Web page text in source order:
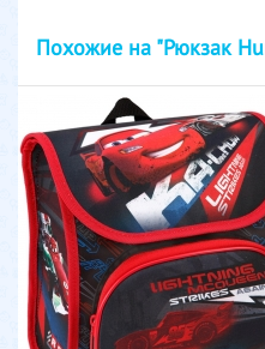
Похожие на "Рюкзак